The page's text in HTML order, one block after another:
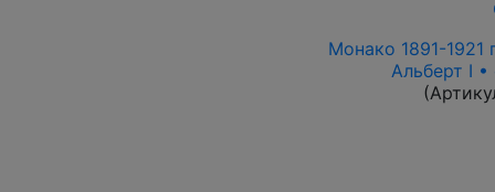
Монако 1891-1921
Альберт I